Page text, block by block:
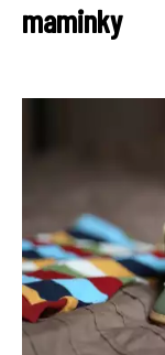
maminky